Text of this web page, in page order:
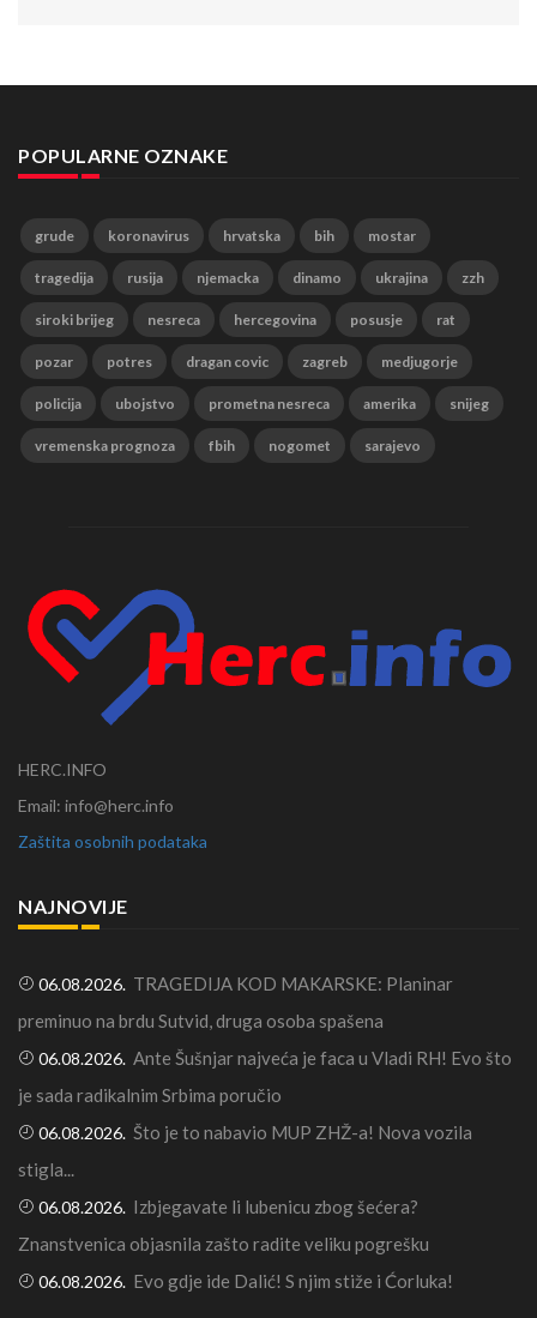
POPULARNE OZNAKE
grude koronavirus hrvatska bih mostar
tragedija rusija njemacka dinamo ukrajina zzh
siroki brijeg nesreca hercegovina posusje rat
pozar potres dragan covic zagreb medjugorje
policija ubojstvo prometna nesreca amerika snijeg
vremenska prognoza fbih nogomet sarajevo
HERC.INFO
Email: info@herc.info
Zaštita osobnih podataka
NAJNOVIJE
06.08.2026. TRAGEDIJA KOD MAKARSKE: Planinar
preminuo na brdu Sutvid, druga osoba spašena
06.08.2026. Ante Šušnjar najveća je faca u Vladi RH! Evo što
je sada radikalnim Srbima poručio
06.08.2026. Što je to nabavio MUP ZHŽ-a! Nova vozila
stigla...
06.08.2026. Izbjegavate li lubenicu zbog šećera?
Znanstvenica objasnila zašto radite veliku pogrešku
06.08.2026. Evo gdje ide Dalić! S njim stiže i Ćorluka!